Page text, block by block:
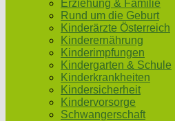
Erziehung & Familie
Rund um die Geburt
Kinderärzte Österreich
Kinderernährung
Kinderimpfungen
Kindergarten & Schule
Kinderkrankheiten
Kindersicherheit
Kindervorsorge
Schwangerschaft